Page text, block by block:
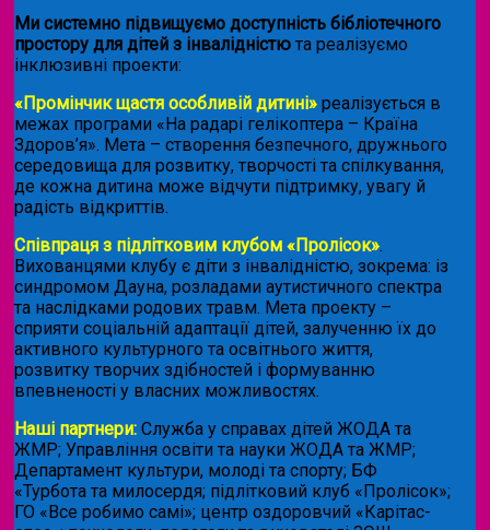
Ми системно підвищуємо доступність бібліотечного
простору для дітей з інвалідністю та реалізуємо
інклюзивні проекти:
«Промінчик щастя особливій дитині» реалізується в
межах програми «На радарі гелікоптера – Країна
Здоров’я». Мета – створення безпечного, дружнього
середовища для розвитку, творчості та спілкування,
де кожна дитина може відчути підтримку, увагу й
радість відкриттів.
Співпраця з підлітковим клубом «Пролісок».
Вихованцями клубу є діти з інвалідністю, зокрема: із
синдромом Дауна, розладами аутистичного спектра
та наслідками родових травм. Мета проекту –
сприяти соціальній адаптації дітей, залученню їх до
активного культурного та освітнього життя,
розвитку творчих здібностей і формуванню
впевненості у власних можливостях.
Наші партнери: Служба у справах дітей ЖОДА та
ЖМР; Управління освіти та науки ЖОДА та ЖМР;
Департамент культури, молоді та спорту; БФ
«Турбота та милосердя; підлітковий клуб «Пролісок»;
ГО «Все робимо самі»; центр оздоровчий «Карітас-